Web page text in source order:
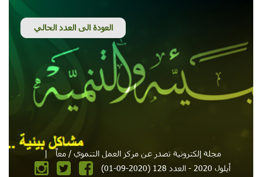
مجلة إلكترونية تصدر عن مركز العمل التنموي / معاً
|
أيلول 2020 - العدد 128 (2020-09-01)